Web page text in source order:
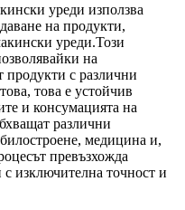
уреди използва
на продукти,
уреди.Този
на
продукти с различни
това е устойчив
и консумацията на
различни
медицина и,
превъзхожда
изключителна точност и